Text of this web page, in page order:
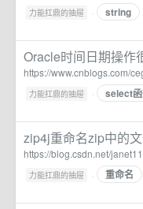
力能扛鼎的抽屉 · string
Oracle时间日期操作
https://www.cnblogs.com/
力能扛鼎的抽屉 · select
zip4j重命名zip中的
https://blog.csdn.net/
力能扛鼎的抽屉 · 重命名